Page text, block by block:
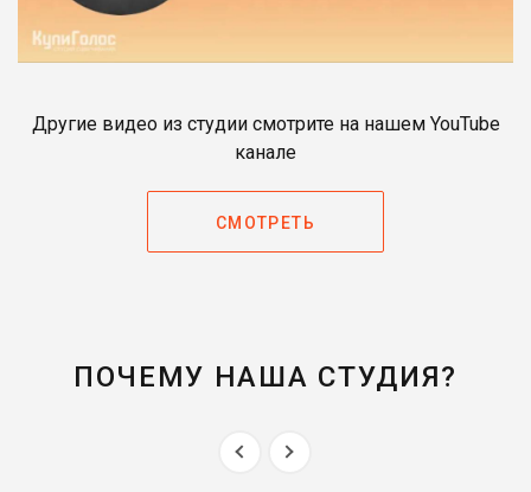
Другие видео из студии смотрите на нашем YouTube
канале
СМОТРЕТЬ
ПОЧЕМУ НАША СТУДИЯ?